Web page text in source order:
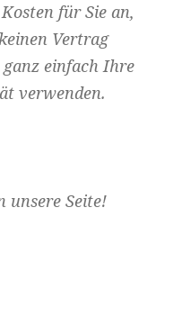
für Sie an,
Vertrag
ganz einfach Ihre
verwenden.
unsere Seite!